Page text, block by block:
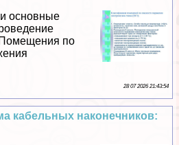
основные
по
28 07 2026 21:43:54
кабельных наконечников: